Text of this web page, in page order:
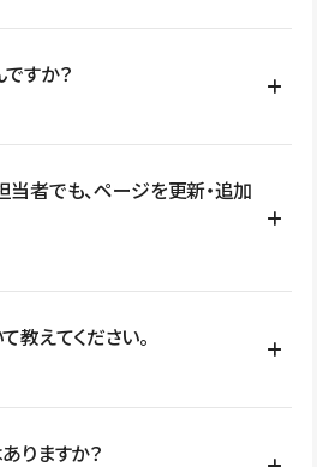
そのまま移行されるわけではないた
ザイン、CMS設計、URL・リダイレク
サイトや、複数部門での運用、権限管
システムとの連携など、個別の要件が
ください。
すか？
歴の期間、CMS利用数の上限、権限
に異なります。詳しくは料金プランペ
者でも、ページを更新・追加
を活用して更新範囲を設計しておく
い状態で運用できます。 さらにコン
えずに更新作業を進めやすくなりま
教えてください。
ービスを安全に利用できるよう、通信
りますか？